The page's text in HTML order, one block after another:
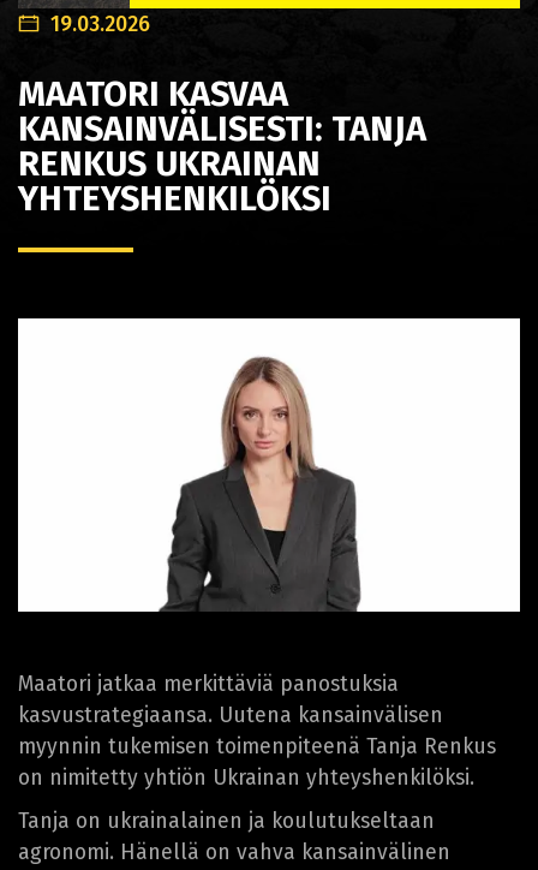
19.03.2026
MAATORI KASVAA
KANSAINVÄLISESTI: TANJA
RENKUS UKRAINAN
YHTEYSHENKILÖKSI
Maatori jatkaa merkittäviä panostuksia
kasvustrategiaansa. Uutena kansainvälisen
myynnin tukemisen toimenpiteenä Tanja Renkus
on nimitetty yhtiön Ukrainan yhteyshenkilöksi.
Tanja on ukrainalainen ja koulutukseltaan
agronomi. Hänellä on vahva kansainvälinen